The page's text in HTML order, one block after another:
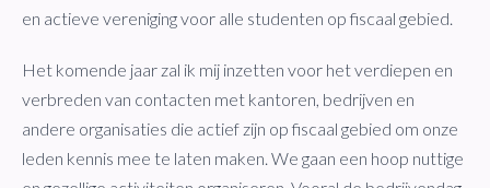
en actieve vereniging voor alle studenten op fiscaal gebied.
Het komende jaar zal ik mij inzetten voor het verdiepen en
verbreden van contacten met kantoren, bedrijven en
andere organisaties die actief zijn op fiscaal gebied om onze
leden kennis mee te laten maken. We gaan een hoop nuttige